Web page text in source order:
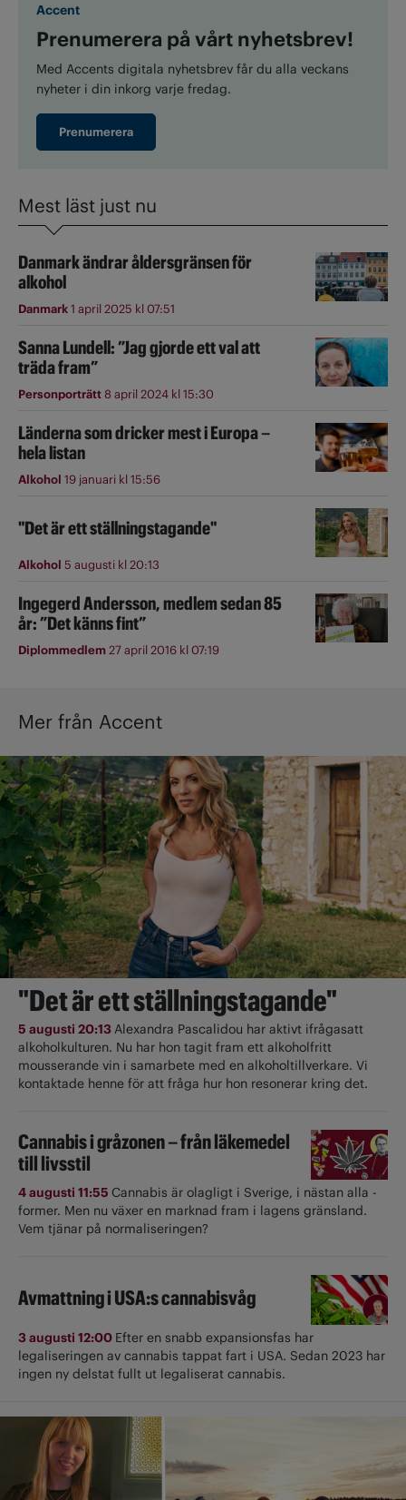
Accent
Prenumerera på vårt nyhetsbrev!
Med Accents digitala nyhetsbrev får du alla veckans
nyheter i din inkorg varje fredag.
Prenumerera
Mest läst just nu
Danmark ändrar åldersgränsen för
alkohol
Danmark1 april 2025 kl 07:51
Sanna Lundell: ”Jag gjorde ett val att
träda fram”
Personporträtt8 april 2024 kl 15:30
Länderna som dricker mest i Europa –
hela listan
Alkohol 19 januari kl 15:56
"Det är ett ställningstagande"
Alkohol 5 augusti kl 20:13
Ingegerd Andersson, medlem sedan 85
år: ”Det känns fint”
Diplommedlem27 april 2016 kl 07:19
Mer från Accent
"Det är ett ställningstagande"
5 augusti 20:13Alexandra Pascalidou har aktivt ifrågasatt
alkoholkulturen. Nu har hon tagit fram ett alkoholfritt
mousserande vin i samarbete med en alkoholtillverkare. Vi
kontaktade henne för att fråga hur hon resonerar kring det.
Cannabis i gråzonen – från läkemedel
till livsstil
4 augusti 11:55 Cannabis är olagligt i ­Sverige, i nästan alla ­
former. Men nu växer en marknad fram i lagens gränsland.
Vem tjänar på normaliseringen?
Avmattning i USA:s cannabisvåg
3 augusti 12:00 Efter en snabb expansionsfas har
legaliseringen av cannabis tappat fart i USA. Sedan 2023 har
ingen ny delstat fullt ut ­legaliserat cannabis.